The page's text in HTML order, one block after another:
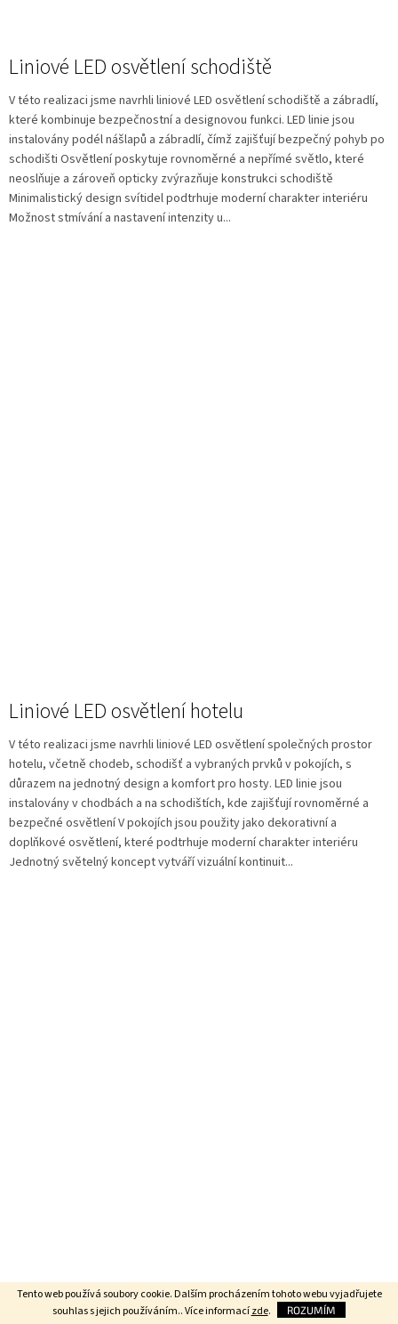
Tento web používá soubory cookie. Dalším procházením tohoto webu vyjadřujete
souhlas s jejich používáním.. Více informacízde. ROZUMÍM
Liniové LED osvětlení schodiště
V této realizaci jsme navrhli liniové LED osvětlení schodiště a zábradlí,
které kombinuje bezpečnostní a designovou funkci. LED linie jsou
instalovány podél nášlapů a zábradlí, čímž zajišťují bezpečný pohyb po
schodišti Osvětlení poskytuje rovnoměrné a nepřímé světlo, které
neoslňuje a zároveň opticky zvýrazňuje konstrukci schodiště
Minimalistický design svítidel podtrhuje moderní charakter interiéru
Možnost stmívání a nastavení intenzity u...
Liniové LED osvětlení hotelu
V této realizaci jsme navrhli liniové LED osvětlení společných prostor
hotelu, včetně chodeb, schodišť a vybraných prvků v pokojích, s
důrazem na jednotný design a komfort pro hosty. LED linie jsou
instalovány v chodbách a na schodištích, kde zajišťují rovnoměrné a
bezpečné osvětlení V pokojích jsou použity jako dekorativní a
doplňkové osvětlení, které podtrhuje moderní charakter interiéru
Jednotný světelný koncept vytváří vizuální kontinuit...